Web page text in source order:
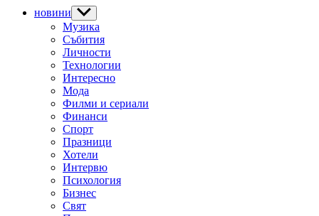
новини Show
sub
menu
Музика
Събития
Личности
Технологии
Интересно
Мода
Филми и сериали
Финанси
Спорт
Празници
Хотели
Интервю
Психология
Бизнес
Свят